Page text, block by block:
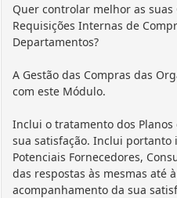
Quer controlar melhor as suas
Requisições Internas de
Departamentos?
A Gestão das Compras das
com este Módulo.
Inclui o tratamento dos Planos
sua satisfação. Inclui portanto
Potenciais Fornecedores,
das respostas às mesmas até
acompanhamento da sua